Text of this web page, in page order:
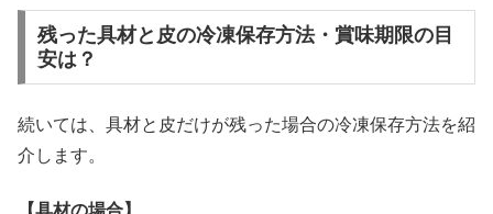
残った具材と皮の冷凍保存方法・賞味期限の目
安は？
続いては、具材と皮だけが残った場合の冷凍保存方法を紹
介します。
【具材の場合】